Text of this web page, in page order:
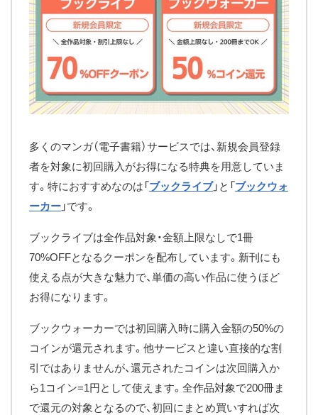
多くのマンガ（電子書籍）サービスでは、新規会員登録
者を対象に初回購入がお得になる特典を用意していま
す。特におすすめなのは「ブックライブ」と「ブックウォ
ーカー 」です。
ブックライブは全作品対象・金額上限なしで1冊
70%OFFとなるクーポンを配布しています。新刊にも
使える点が大きな魅力で、単価の高い作品に使うほど
お得になります。
ブックウォーカーでは初回購入時に購入金額の50%の
コインが還元されます。他サービスと違い直接的な割
引ではありませんが、還元されたコインは次回購入か
ら1コイン=1円として使えます。全作品対象で200冊ま
で還元の対象となるので、初回にまとめ買いすれば次